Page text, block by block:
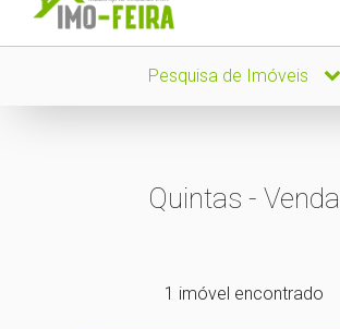
Pesquisa de Imóveis
Quintas - Venda
1 imóvel encontrado